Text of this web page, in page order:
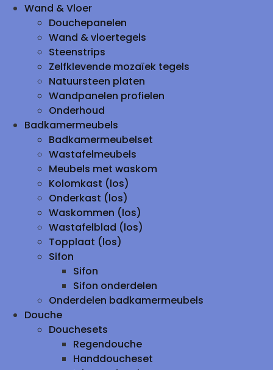
Wand & Vloer
Douchepanelen
Wand & vloertegels
Steenstrips
Zelfklevende mozaïek tegels
Natuursteen platen
Wandpanelen profielen
Onderhoud
Badkamermeubels
Badkamermeubelset
Wastafelmeubels
Meubels met waskom
Kolomkast (los)
Onderkast (los)
Waskommen (los)
Wastafelblad (los)
Topplaat (los)
Sifon
Sifon
Sifon onderdelen
Onderdelen badkamermeubels
Douche
Douchesets
Regendouche
Handdoucheset